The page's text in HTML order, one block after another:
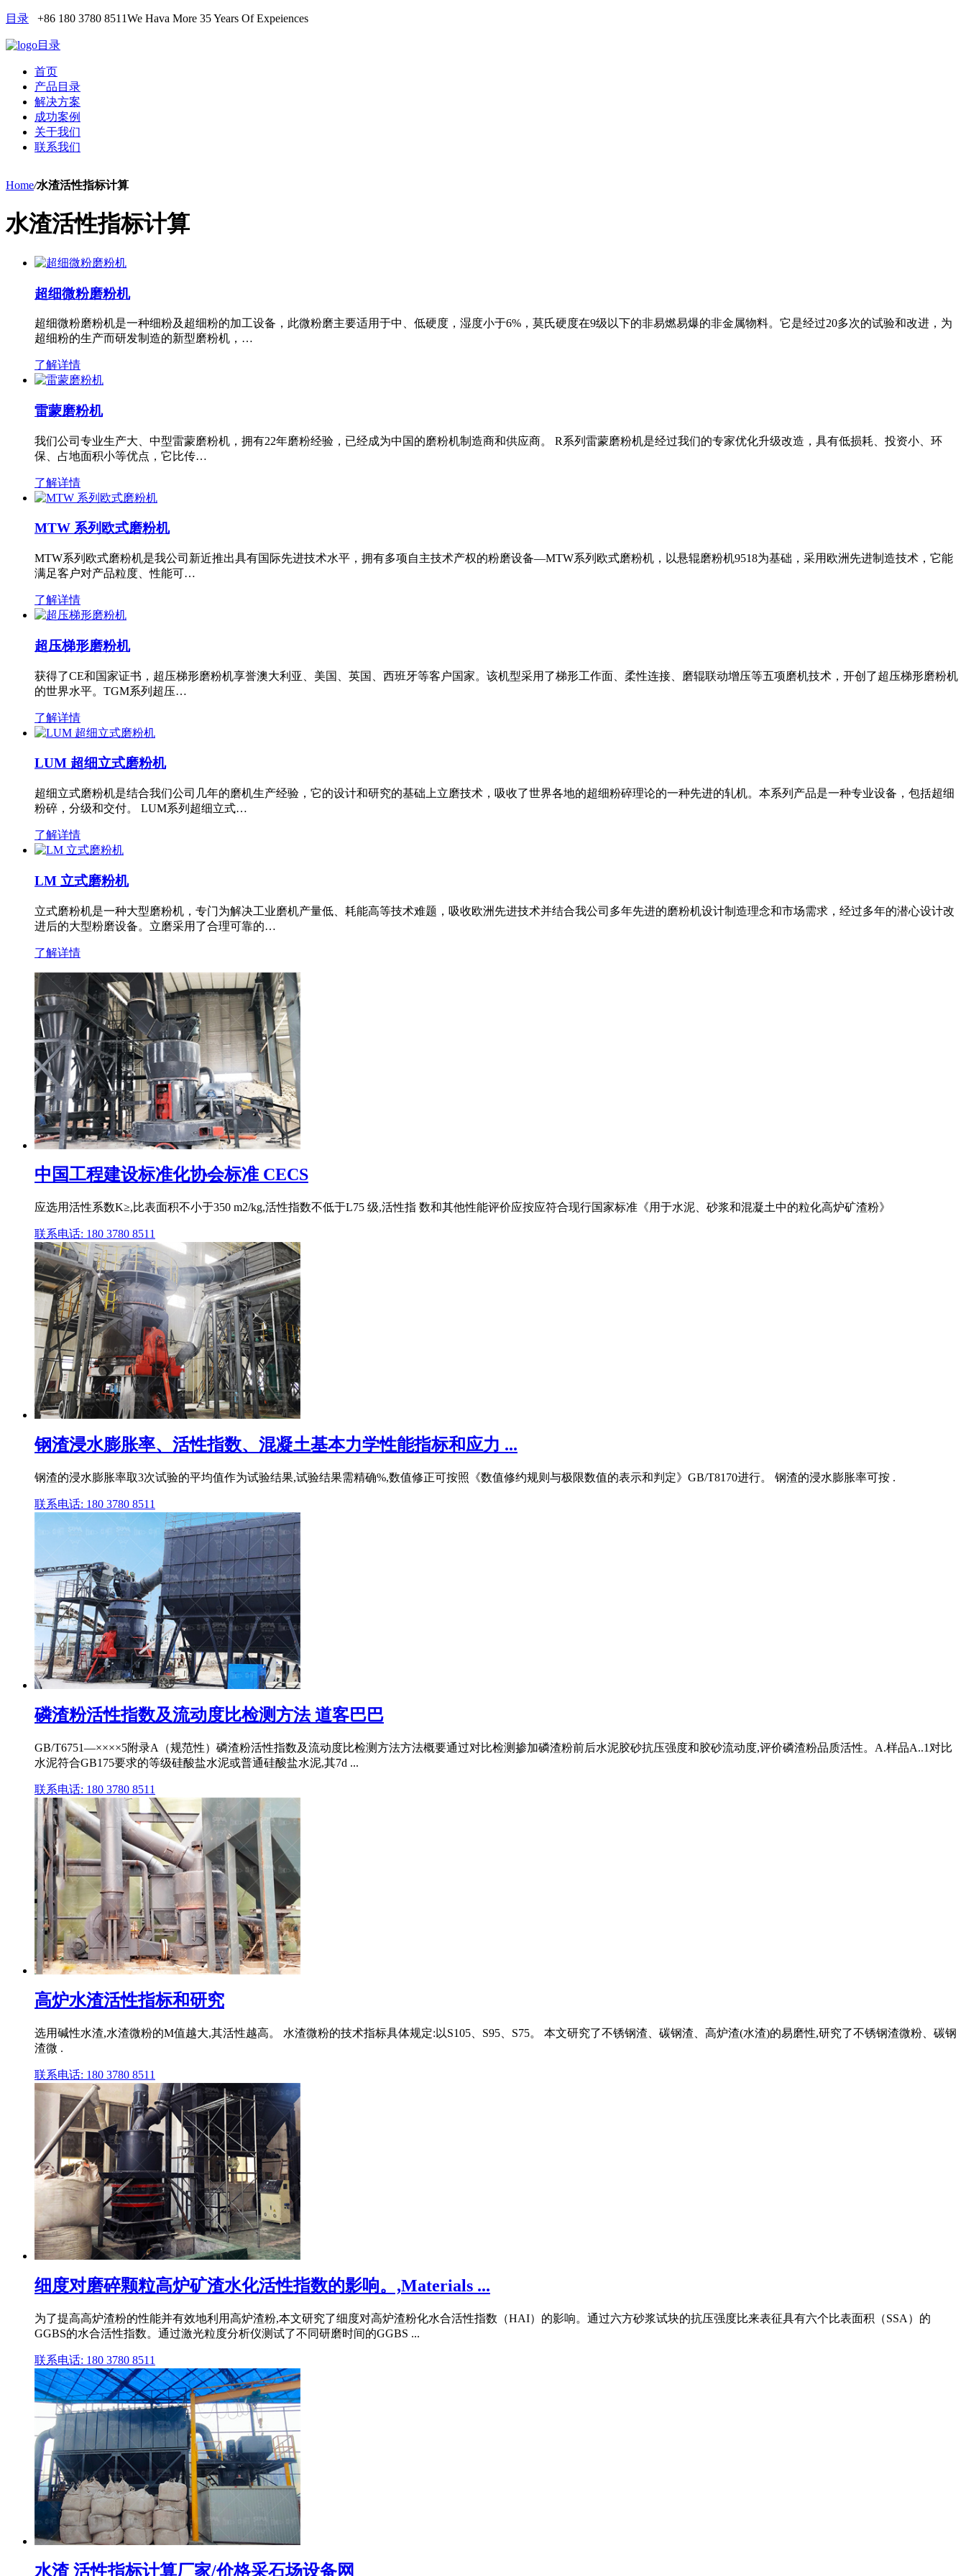
目录 +86 180 3780 8511We Hava More 35 Years Of Expeiences
目录
首页
产品目录
解决方案
成功案例
关于我们
联系我们
Home/水渣活性指标计算
水渣活性指标计算
超细微粉磨粉机
超细微粉磨粉机是一种细粉及超细粉的加工设备，此微粉磨主要适用于中、低硬度，湿度小于6%，莫氏硬度在9级以下的非易燃易爆的非金属物料。它是经过20多次的试验和改进，为
超细粉的生产而研发制造的新型磨粉机，…
了解详情
雷蒙磨粉机
我们公司专业生产大、中型雷蒙磨粉机，拥有22年磨粉经验，已经成为中国的磨粉机制造商和供应商。 R系列雷蒙磨粉机是经过我们的专家优化升级改造，具有低损耗、投资小、环
保、占地面积小等优点，它比传…
了解详情
MTW 系列欧式磨粉机
MTW系列欧式磨粉机是我公司新近推出具有国际先进技术水平，拥有多项自主技术产权的粉磨设备—MTW系列欧式磨粉机，以悬辊磨粉机9518为基础，采用欧洲先进制造技术，它能
满足客户对产品粒度、性能可…
了解详情
超压梯形磨粉机
获得了CE和国家证书，超压梯形磨粉机享誉澳大利亚、美国、英国、西班牙等客户国家。该机型采用了梯形工作面、柔性连接、磨辊联动增压等五项磨机技术，开创了超压梯形磨粉机
的世界水平。TGM系列超压…
了解详情
LUM 超细立式磨粉机
超细立式磨粉机是结合我们公司几年的磨机生产经验，它的设计和研究的基础上立磨技术，吸收了世界各地的超细粉碎理论的一种先进的轧机。本系列产品是一种专业设备，包括超细
粉碎，分级和交付。 LUM系列超细立式…
了解详情
LM 立式磨粉机
立式磨粉机是一种大型磨粉机，专门为解决工业磨机产量低、耗能高等技术难题，吸收欧洲先进技术并结合我公司多年先进的磨粉机设计制造理念和市场需求，经过多年的潜心设计改
进后的大型粉磨设备。立磨采用了合理可靠的…
了解详情
中国工程建设标准化协会标准 CECS
应选用活性系数K≥,比表面积不小于350 m2/kg,活性指数不低于L75 级,活性指 数和其他性能评价应按应符合现行国家标准《用于水泥、砂浆和混凝土中的粒化高炉矿渣粉》
联系电话: 180 3780 8511
钢渣浸水膨胀率、活性指数、混凝土基本力学性能指标和应力 ...
钢渣的浸水膨胀率取3次试验的平均值作为试验结果,试验结果需精确%,数值修正可按照《数值修约规则与极限数值的表示和判定》GB/T8170进行。 钢渣的浸水膨胀率可按 .
联系电话: 180 3780 8511
磷渣粉活性指数及流动度比检测方法 道客巴巴
GB/T6751—××××5附录A（规范性）磷渣粉活性指数及流动度比检测方法方法概要通过对比检测掺加磷渣粉前后水泥胶砂抗压强度和胶砂流动度,评价磷渣粉品质活性。A.样品A..1对比
水泥符合GB175要求的等级硅酸盐水泥或普通硅酸盐水泥,其7d ...
联系电话: 180 3780 8511
高炉水渣活性指标和研究
选用碱性水渣,水渣微粉的M值越大,其活性越高。 水渣微粉的技术指标具体规定:以S105、S95、S75。 本文研究了不锈钢渣、碳钢渣、高炉渣(水渣)的易磨性,研究了不锈钢渣微粉、碳钢
渣微 .
联系电话: 180 3780 8511
细度对磨碎颗粒高炉矿渣水化活性指数的影响。,Materials ...
为了提高高炉渣粉的性能并有效地利用高炉渣粉,本文研究了细度对高炉渣粉化水合活性指数（HAI）的影响。通过六方砂浆试块的抗压强度比来表征具有六个比表面积（SSA）的
GGBS的水合活性指数。通过激光粒度分析仪测试了不同研磨时间的GGBS ...
联系电话: 180 3780 8511
水渣 活性指标计算厂家/价格采石场设备网